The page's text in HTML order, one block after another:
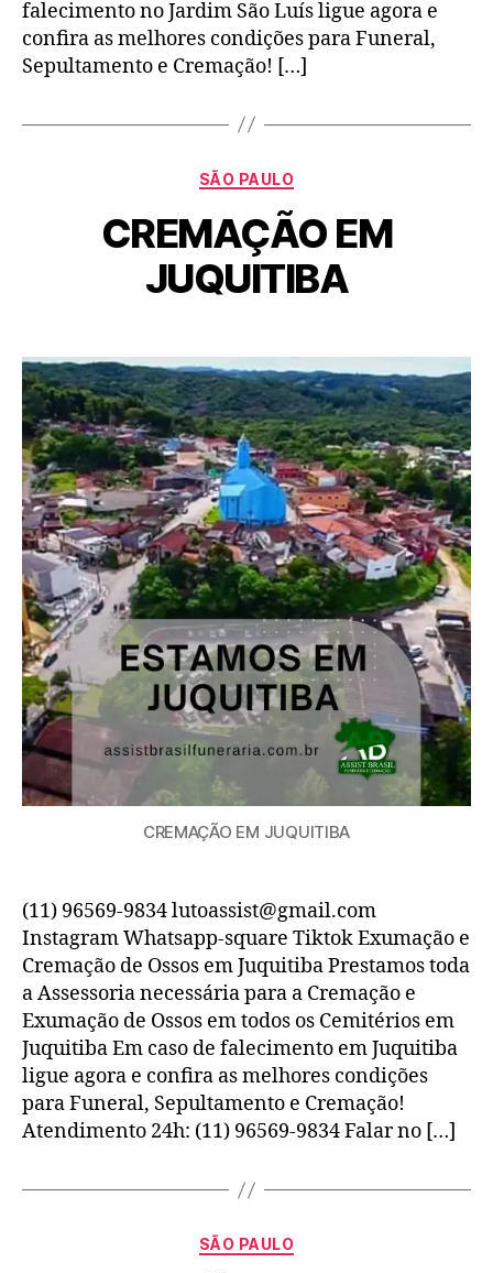
falecimento no Jardim São Luís ligue agora e
confira as melhores condições para Funeral,
Sepultamento e Cremação! […]
SÃO PAULO
CREMAÇÃO EM
JUQUITIBA
CREMAÇÃO EM JUQUITIBA
(11) 96569-9834 lutoassist@gmail.com
Instagram Whatsapp-square Tiktok Exumação e
Cremação de Ossos em Juquitiba Prestamos toda
a Assessoria necessária para a Cremação e
Exumação de Ossos em todos os Cemitérios em
Juquitiba Em caso de falecimento em Juquitiba
ligue agora e confira as melhores condições
para Funeral, Sepultamento e Cremação!
Atendimento 24h: (11) 96569-9834 Falar no […]
SÃO PAULO